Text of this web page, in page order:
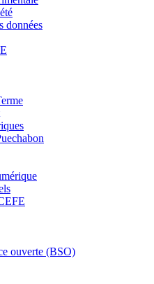
données
ouverte (BSO)